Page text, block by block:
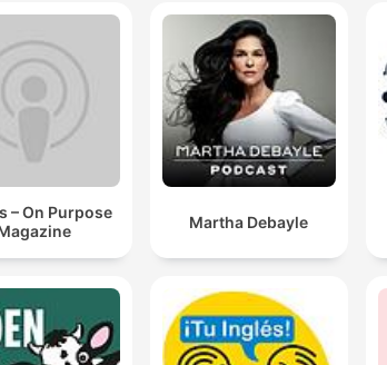
– On Purpose
Martha Debayle